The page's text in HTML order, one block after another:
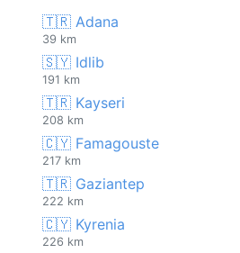
🇹🇷 Adana
39 km
🇸🇾 Idlib
191 km
🇹🇷 Kayseri
208 km
🇨🇾 Famagouste
217 km
🇹🇷 Gaziantep
222 km
🇨🇾 Kyrenia
226 km